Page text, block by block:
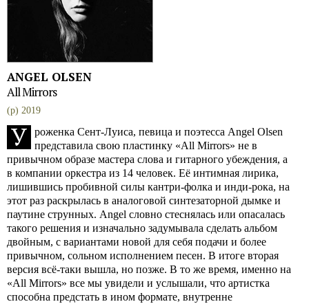
ANGEL OLSEN
All Mirrors
(p) 2019
У
роженка Сент-Луиса, певица и поэтесса Angel Olsen
представила свою пластинку «All Mirrors» не в
привычном образе мастера слова и гитарного убеждения, а
в компании оркестра из 14 человек. Её интимная лирика,
лишившись пробивной силы кантри-фолка и инди-рока, на
этот раз раскрылась в аналоговой синтезаторной дымке и
паутине струнных. Angel словно стеснялась или опасалась
такого решения и изначально задумывала сделать альбом
двойным, с вариантами новой для себя подачи и более
привычном, сольном исполнением песен. В итоге вторая
версия всё-таки вышла, но позже. В то же время, именно на
«All Mirrors» все мы увидели и услышали, что артистка
способна предстать в ином формате, внутренне